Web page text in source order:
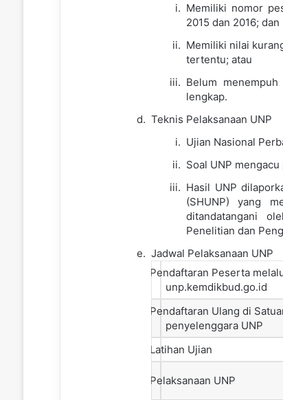
Memiliki nomor
2015 dan 2016; dan
Memiliki nilai
tertentu; atau
Belum
lengkap.
Teknis Pelaksanaan UNP
Ujian Nasional
Soal UNP
Hasil UNP
(SHUNP) yang
ditandatangani
Penelitian dan
Jadwal Pelaksanaan UNP
Pendaftaran Peserta
unp.kemdikbud.go.id
Pendaftaran Ulang di
penyelenggara UNP
Latihan Ujian
Pelaksanaan UNP